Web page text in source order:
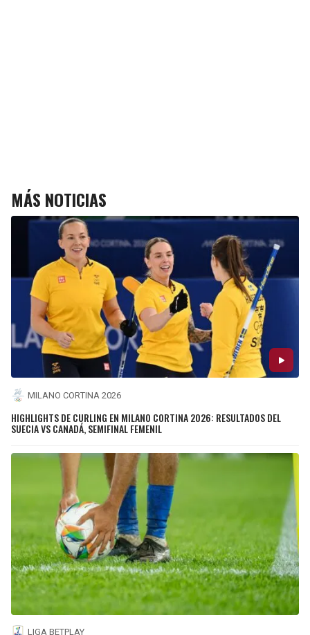
MÁS NOTICIAS
MILANO CORTINA 2026
HIGHLIGHTS DE CURLING EN MILANO CORTINA 2026: RESULTADOS DEL
SUECIA VS CANADÁ, SEMIFINAL FEMENIL
LIGA BETPLAY